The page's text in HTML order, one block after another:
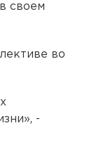
своем
во
-